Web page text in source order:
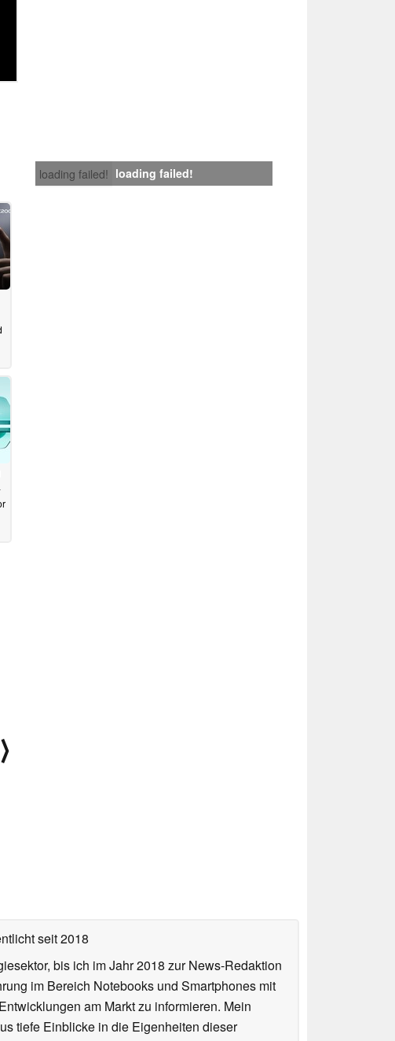
loading failed! loading failed!
⟩
seit 2018
bis ich im Jahr 2018 zur News-Redaktion
im Bereich Notebooks und Smartphones mit
am Markt zu informieren. Mein
tiefe Einblicke in die Eigenheiten dieser